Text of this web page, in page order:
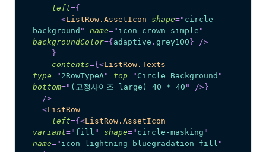
left={
<ListRow.AssetIcon shape=" circle-
background " name=" icon-crown-simple "
backgroundColor={ adaptive . grey100 }
/>
}
contents={ <ListRow.Texts
type=" 2RowTypeA" top=" Circle Background "
bottom=" (고정사이즈 large) 40 * 40 " /> }
/>
<ListRow
left={ <ListRow.AssetIcon
variant=" fill " shape=" circle-masking "
name=" icon-lightning-bluegradation-fill "